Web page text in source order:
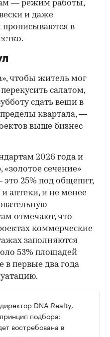
— режим работы,
и даже
в
чтобы житель мог
салатом,
сдать вещи в
квартала, —
выше бизнес-
2026 года и
сечение»
это 25% под общепит,
аптеки, и не менее
отмечают, что
коммерческие
заполняются
53% площадей
в первые два года
DNA Realty,
подбора:
востребована в